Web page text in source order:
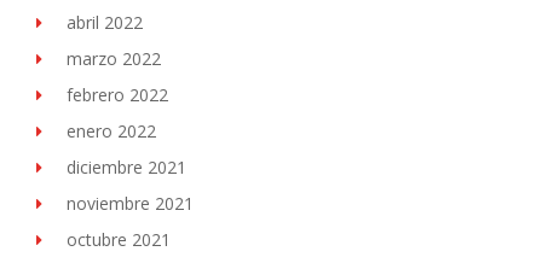
abril 2022
marzo 2022
febrero 2022
enero 2022
diciembre 2021
noviembre 2021
octubre 2021